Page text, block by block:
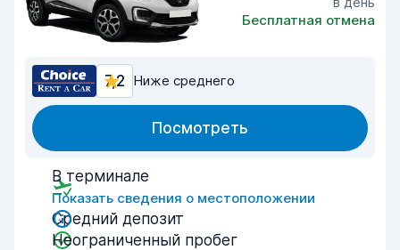
Бесплатная отмена
7,2 Ниже среднего
Посмотреть
В терминале
Показать сведения о местоположении
Средний депозит
Неограниченный пробег